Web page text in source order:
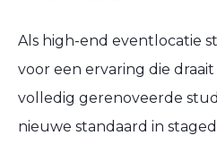
Als high-end eventlocatie
voor een ervaring die
volledig gerenoveerde
nieuwe standaard in